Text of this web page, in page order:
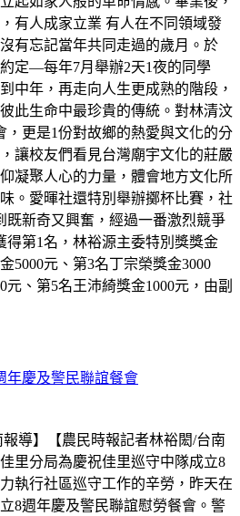
有人成家立業 有人在不同領域發
有忘記當年共同走過的歲月。於
定—每年7月舉辦2天1夜的同學
中年，再走向人生更成熟的階段，
此生命中最珍貴的傳統。對林清汶
，更是1份對故鄉的熱愛與文化的分
讓校友們看見台灣廟宇文化的莊嚴
凝聚人心的力量，體會地方文化所
。愛暉社還特別舉辦擲杯比賽，社
既新奇又興奮，經過一番激烈競爭
得第1名，林裕源主委特別獎獎金
5000元、第3名丁宗榮獎金3000
元、第5名王沛綺獎金1000元，由副
年慶及警民聯誼餐會
報導】【農民時報記者林裕閎/台南
里分局為慶祝佳里巡守中隊成立8
執行社區巡守工作的辛勞，昨天在
8週年慶及警民聯誼慰勞餐會。警